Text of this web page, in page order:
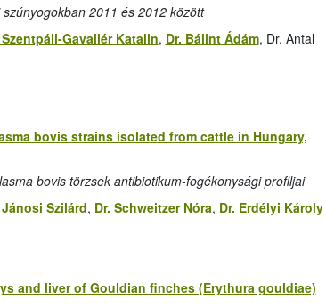
2011 és 2012 között
Szentpáli-Gavallér Katalin, Dr. Bálint Ádám, Dr. Antal
bovis strains isolated from cattle in Hungary,
bovis törzsek antibiotikum-fogékonysági profiljai
Jánosi Szilárd, Dr. Schweitzer Nóra, Dr. Erdélyi Károly
and liver of Gouldian finches (Erythura gouldiae)